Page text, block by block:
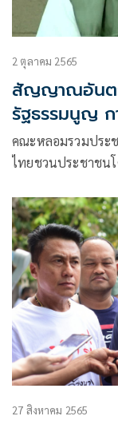
2 ตุลาคม 2565
สัญญาณอันตร
รัฐธรรมนูญ ก
คณะหลอมรวมประ
ไทยชวนประชาชน
ตั้ง
27 สิงหาคม 2565